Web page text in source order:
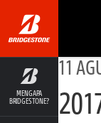
MENGAPA
BRIDGESTONE?
11